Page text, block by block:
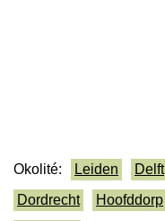
Okolité: Leiden Delft
Dordrecht
Hoofddorp